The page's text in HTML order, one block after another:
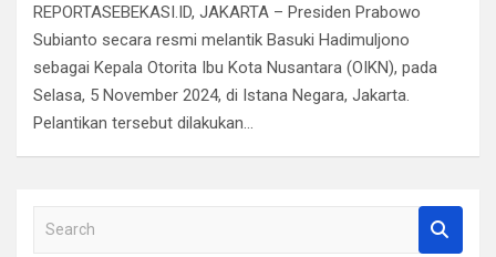
ce
b
o
o
k
tt
er
at
s
A
p
p
e
gr
a
m
ail ke
dI
n
ar
e
REPORTASEBEKASI.ID, JAKARTA – Presiden Prabowo
Subianto secara resmi melantik Basuki Hadimuljono
sebagai Kepala Otorita Ibu Kota Nusantara (OIKN), pada
Selasa, 5 November 2024, di Istana Negara, Jakarta.
Pelantikan tersebut dilakukan…